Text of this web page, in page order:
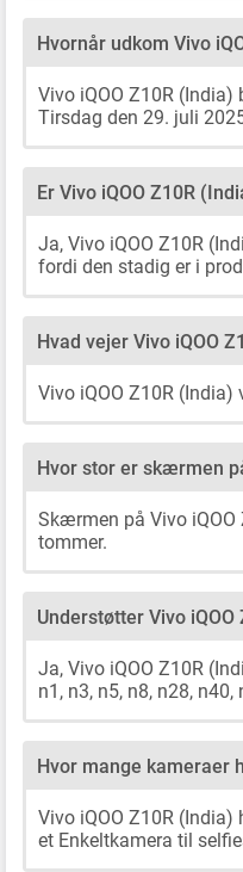
Hvornår udkom Vivo
Vivo iQOO Z10R
Tirsdag den 29. juli
Er Vivo iQOO Z10R
Ja, Vivo iQOO Z10R
fordi den stadig er i
Hvad vejer Vivo iQOO
Vivo iQOO Z10R (India)
Hvor stor er skærmen
Skærmen på Vivo
tommer.
Understøtter Vivo
Ja, Vivo iQOO Z10R
n1, n3, n5, n8, n28, n40,
Hvor mange kameraer
Vivo iQOO Z10R
et Enkeltkamera til